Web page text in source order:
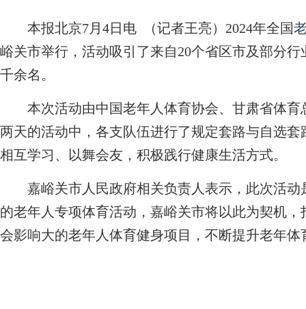
本报北京7月4日电 （记者王亮）2024年全国
峪关市举行，活动吸引了来自20个省区市及部分
千余名。
本次活动由中国老年人体育协会、甘肃省体育
两天的活动中，各支队伍进行了规定套路与自选
相互学习、以舞会友，积极践行健康生活方式。
嘉峪关市人民政府相关负责人表示，此次活动
的老年人专项体育活动，嘉峪关市将以此为契机
会影响大的老年人体育健身项目，不断提升老年体